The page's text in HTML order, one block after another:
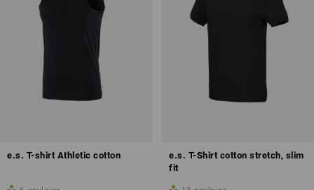
e.s. T-shirt Athletic cotton
e.s. T-Shirt cotton stretch, slim
fit